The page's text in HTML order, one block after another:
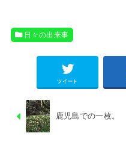
日々の出来事
ツイート
鹿児島での一枚。